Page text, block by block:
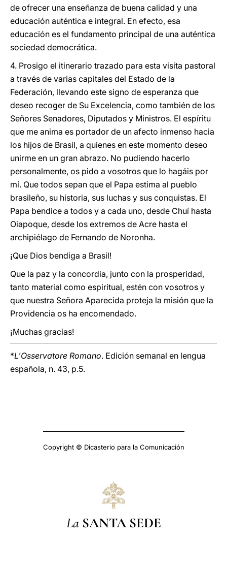
de ofrecer una enseñanza de buena calidad y una
educación auténtica e integral. En efecto, esa
educación es el fundamento principal de una auténtica
sociedad democrática.
4. Prosigo el itinerario trazado para esta visita pastoral
a través de varias capitales del Estado de la
Federación, llevando este signo de esperanza que
deseo recoger de Su Excelencia, como también de los
Señores Senadores, Diputados y Ministros. El espíritu
que me anima es portador de un afecto inmenso hacia
los hijos de Brasil, a quienes en este momento deseo
unirme en un gran abrazo. No pudiendo hacerlo
personalmente, os pido a vosotros que lo hagáis por
mí. Que todos sepan que el Papa estima al pueblo
brasileño, su historia, sus luchas y sus conquistas. El
Papa bendice a todos y a cada uno, desde Chuí hasta
Oiapoque, desde los extremos de Acre hasta el
archipiélago de Fernando de Noronha.
¡Que Dios bendiga a Brasil!
Que la paz y la concordia, junto con la prosperidad,
tanto material como espiritual, estén con vosotros y
que nuestra Señora Aparecida proteja la misión que la
Providencia os ha encomendado.
¡Muchas gracias!
*L'Osservatore Romano. Edición semanal en lengua
española, n. 43, p.5.
Copyright © Dicasterio para la Comunicación
La SANTA SEDE